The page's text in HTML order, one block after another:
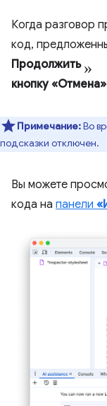
Когда разговор
код,
Продолжить »
кнопку «Отмена»
Примечание:Во
подсказки отключен.
Вы можете
кода на панели